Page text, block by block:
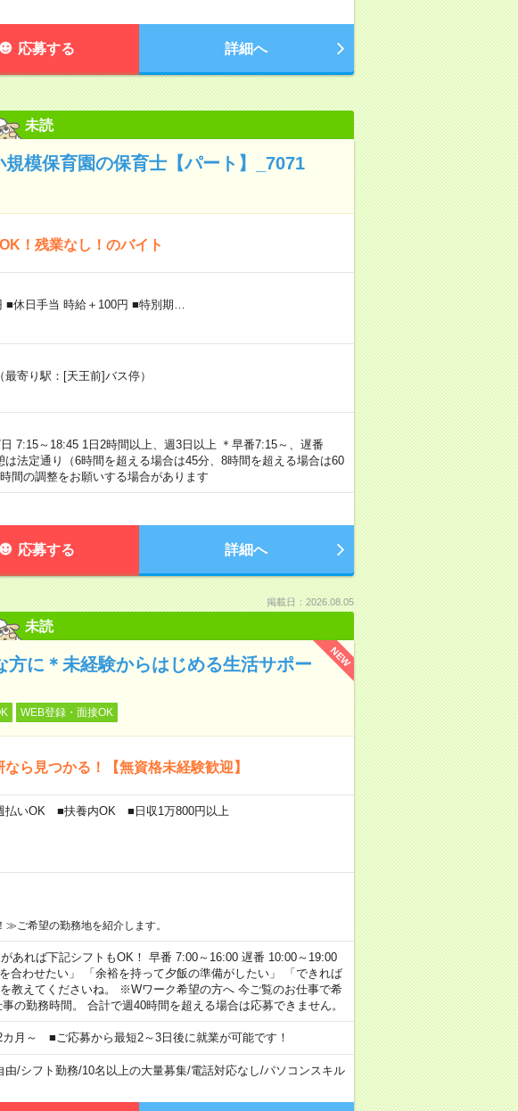
応募する 詳細へ
未読
模保育園の保育士【パート】_7071
！残業なし！のバイト
休日手当 時給＋100円 ■特別期…
最寄り駅：[天王前]バス停）
7:15～18:45 1日2時間以上、週3日以上 ＊早番7:15～、遅番
法定通り（6時間を超える場合は45分、8時間を超える場合は60
間の調整をお願いする場合があります
応募する 詳細へ
掲載日：2026.08.05
未読
NEW
方に＊未経験からはじめる生活サポー
WEB登録・面接OK
ら見つかる！【無資格未経験歓迎】
払いOK ■扶養内OK ■日収1万800円以上
ご希望の勤務地を紹介します。
あれば下記シフトもOK！ 早番 7:00～16:00 遅番 10:00～19:00
わせたい」 「余裕を持って夕飯の準備がしたい」 「できれば
教えてくださいね。 ※Wワーク希望の方へ 今ご覧のお仕事で希
の勤務時間。 合計で週40時間を超える場合は応募できません。
カ月～ ■ご応募から最短2～3日後に就業が可能です！
由/シフト勤務/10名以上の大量募集/電話対応なし/パソコンスキル